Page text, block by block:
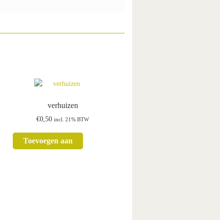
verhuizen
€0,50 incl. 21% BTW
Toevoegen aan